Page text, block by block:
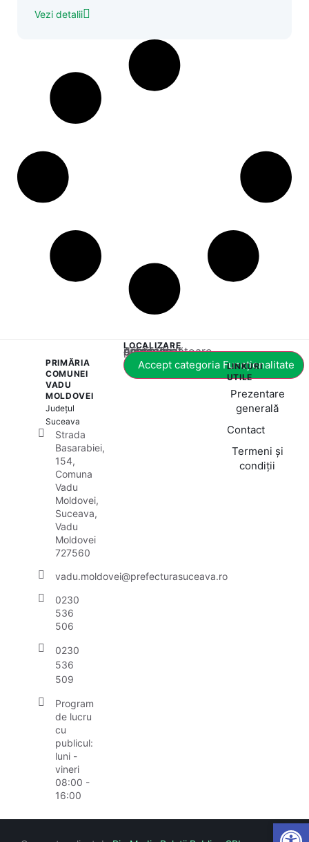
Vezi detalii
PRIMĂRIA
COMUNEI
VADU
MOLDOVEI
Județul
Suceava
Strada
Basarabiei,
154,
Comuna
Vadu
Moldovei,
Suceava,
Vadu
Moldovei
727560
vadu.moldovei@prefecturasuceava.ro
0230
536
506
0230
536
509
Program
de lucru
cu
publicul:
luni -
vineri
08:00 -
16:00
LOCALIZARE
Acest conținut este blocat până când acceptați categoria corespunzătoare de cookie-uri.
Accept categoria Funcționalitate
LINKURI
UTILE
Prezentare
generală
Contact
Termeni și
condiții